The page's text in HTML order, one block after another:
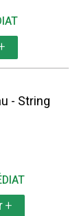
- String
+